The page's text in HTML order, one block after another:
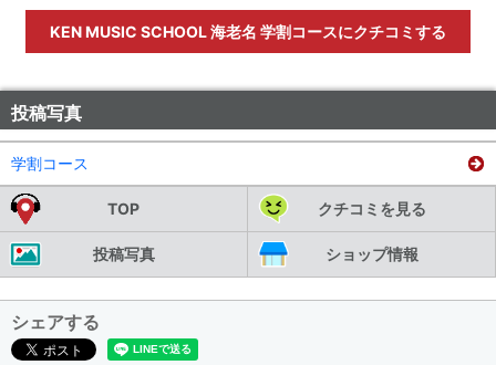
KEN MUSIC SCHOOL 海老名 学割コースにクチコミする
投稿写真
学割コース
TOP クチコミを見る
投稿写真 ショップ情報
シェアする